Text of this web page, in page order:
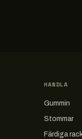
HANDLA
Gummin
Stommar
Färdiga